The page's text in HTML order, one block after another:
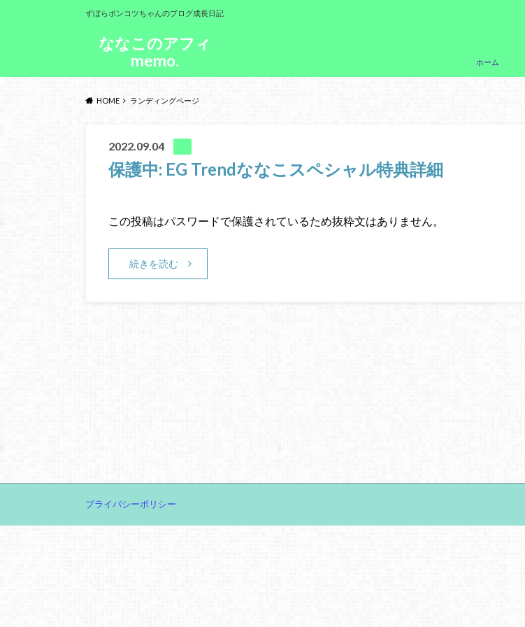
ななこのアフィ
memo.
ずぼらポンコツちゃんのブログ成長日記
ホーム
HOME ランディングページ
2022.09.04
保護中: EG Trendななこスペシャル特典詳細
この投稿はパスワードで保護されているため抜粋文はありません。
続きを読む
プライバシーポリシー